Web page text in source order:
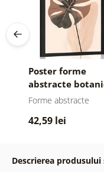
Poster forme
abstracte
de monstru
Forme abstracte
42,59 lei
Descrierea